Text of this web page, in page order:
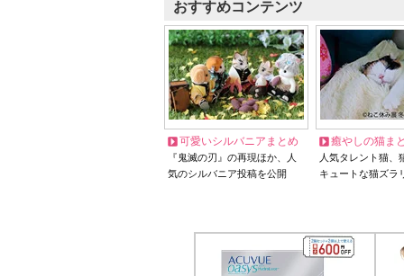
おすすめコンテンツ
可愛いシルバニアまとめ
『鬼滅の刃』の再現ほか、人
気のシルバニア投稿を公開
癒やしの猫ま
人気タレント猫
キュートな猫ズラ